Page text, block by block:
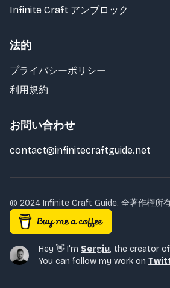
Infinite Craft アンブロック
法的
プライバシーポリシー
利用規約
お問い合わせ
contact@infinitecraftguide.net
© 2024 Infinite Craft Guide. 全著作権所有
Hey 👋 I'm Sergiu, the creator
You can follow my work on